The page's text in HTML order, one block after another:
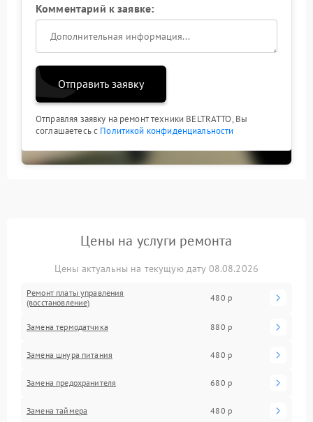
Комментарий к заявке:
Отправить заявку
Отправляя заявку на ремонт техники BELTRATTO, Вы
соглашаетесь с Политикой конфиденциальности
Цены на услуги ремонта
Цены актуальны на текущую дату 08.08.2026
Ремонт платы управления
(восстановление)
480 р
Замена термодатчика 880 р
Замена шнура питания 480 р
Замена предохранителя 680 р
Замена таймера 480 р